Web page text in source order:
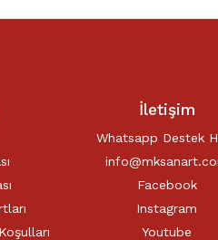
İletişim
Whatsapp Destek
Facebook
Instagram
Youtube